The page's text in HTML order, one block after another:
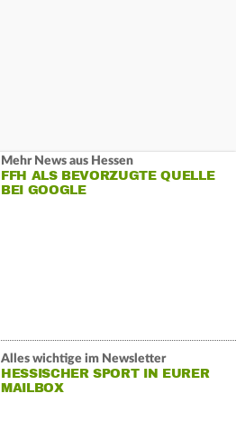
Mehr News aus Hessen
FFH ALS BEVORZUGTE QUELLE
BEI GOOGLE
Alles wichtige im Newsletter
HESSISCHER SPORT IN EURER
MAILBOX